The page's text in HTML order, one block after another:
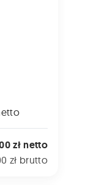
zł netto
zł brutto